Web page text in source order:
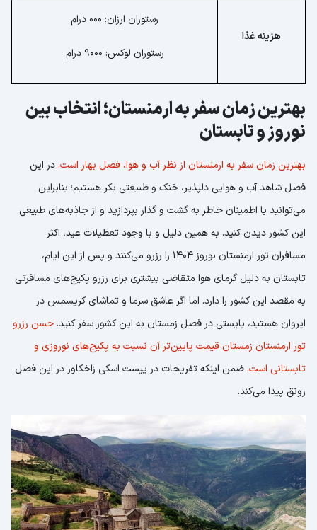
هزینه غذا
رستوران ارزان: 000 درام
رستوران لوکس: 9000 درام
بهترین زمان سفر به ارمنستان؛ انتخاب بین
نوروز و تابستان
بهترین زمان سفر به ارمنستان از نظر آب و هوا، فصل بهار است.در این
فصل شاهد آب و هوایی دلپذیر، خنک و طبیعتی بکر هستیم؛ بنابراین
می‌توانید با اطمینان خاطر به گشت و گذار بپردازید و از جاذبه‌های طبیعی
این کشور دیدن کنید. به همین دلیل و با وجود تعطیلات عید، اکثر
مسافران تور ارمنستان نوروز 1404 را رزرو می‌کنند و پس از این ایام،
تابستان به دلیل گرمای هوا متقاضی بیشتری برای رزرو پکیج‌های مسافرتی
به مقصد این کشور را دارد. اما اگر عاشق سرما و تماشای کریسمس در
ایروان هستید، بایستی در فصل زمستان به این کشور سفر کنید. حسن رزرو
تور ارمنستان زمستان قیمت پایین‌تر آن نسبت به پکیج‌های نوروزی و
تابستانی است.ضمن اینکه تفریحات در پیست اسکی زاخکاور در این فصل
رونق پیدا می‌کند.